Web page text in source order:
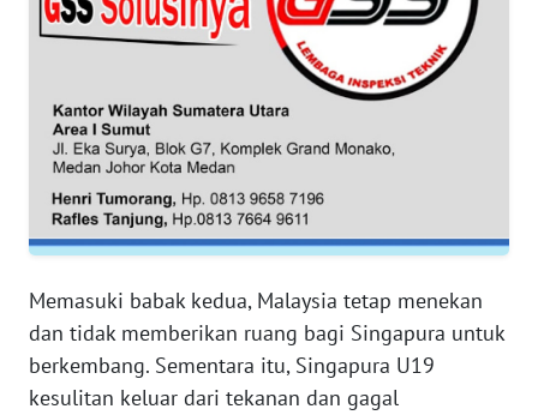
Memasuki babak kedua, Malaysia tetap menekan
dan tidak memberikan ruang bagi Singapura untuk
berkembang. Sementara itu, Singapura U19
kesulitan keluar dari tekanan dan gagal
WN
RIAU
WN
SERAMBI
WN
JAMBI
SULTRA
WN
NTB